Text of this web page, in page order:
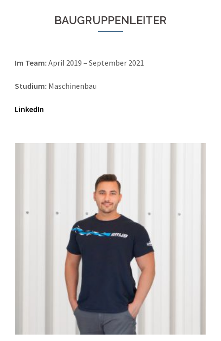
BAUGRUPPENLEITER
Im Team: April 2019 – September 2021
Studium: Maschinenbau
LinkedIn